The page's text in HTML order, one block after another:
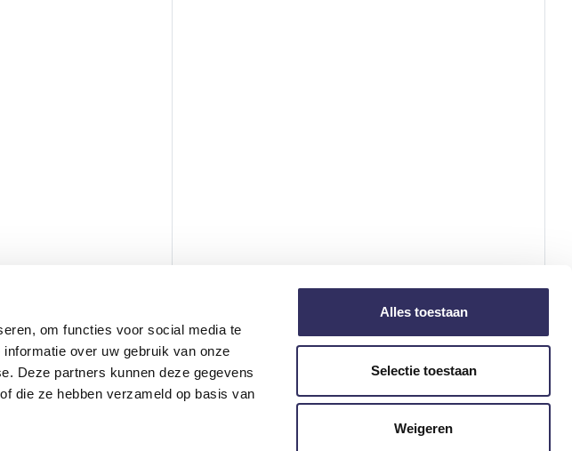
om functies voor social media te
over uw gebruik van onze
Deze partners kunnen deze gegevens
die ze hebben verzameld op basis van
Alles toestaan
Selectie toestaan
Weigeren